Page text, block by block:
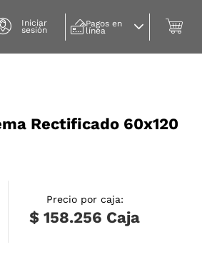
Iniciar
sesión
Pagos en
línea
Rectificado 60x120
Precio por caja:
$ 158.256 Caja